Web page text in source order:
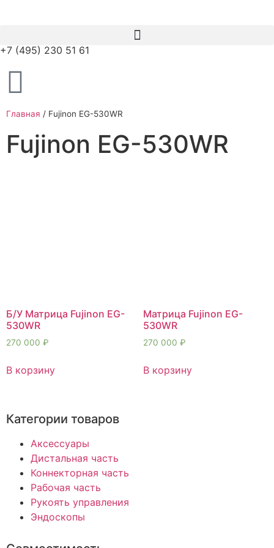
+7 (495) 230 51 61
Главная / Fujinon EG-530WR
Категории товаров
Аксессуары
Дистальная часть
Коннекторная часть
Рабочая часть
Рукоять управления
Эндоскопы
Fujinon EG-530WR
Б/У Матрица Fujinon EG-
530WR
270 000 ₽
В корзину
Матрица Fujinon EG-
530WR
270 000 ₽
В корзину